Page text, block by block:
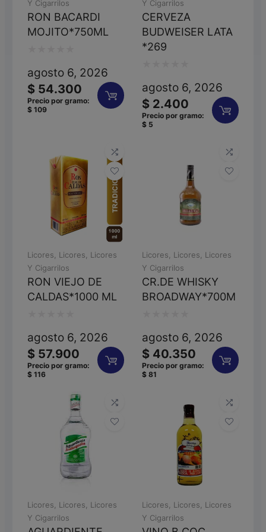
Y Cigarrilos
RON BACARDI
MOJITO*750ML
con
0
de
agosto 6, 2026
$ 54.300
Precio por gramo:
$ 109
Y Cigarrilos
CERVEZA
BUDWEISER LATA
*269
con
0
de
agosto 6, 2026
$ 2.400
Precio por gramo:
$ 5
Licores, Licores, Licores
Y Cigarrilos
RON VIEJO DE
CALDAS*1000 ML
con
0
de
agosto 6, 2026
$ 57.900
Precio por gramo:
$ 116
Licores, Licores, Licores
Y Cigarrilos
CR.DE WHISKY
BROADWAY*700M
con
0
de
agosto 6, 2026
$ 40.350
Precio por gramo:
$ 81
Licores, Licores, Licores
Y Cigarrilos
Licores, Licores, Licores
Y Cigarrilos